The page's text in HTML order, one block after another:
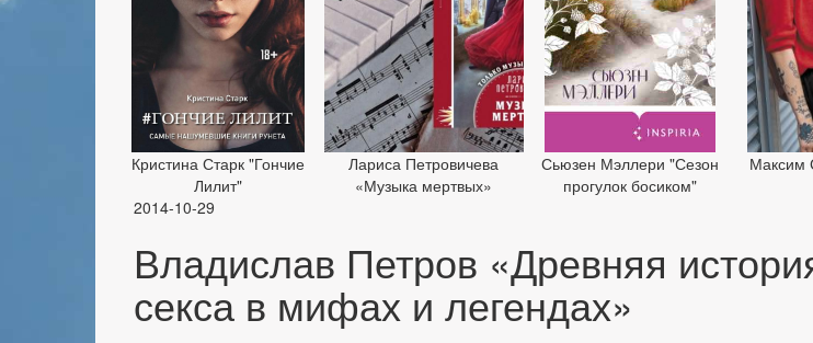
Кристина Старк "Гончие
Лилит"
Лариса Петровичева
«Музыка мертвых»
Сьюзен Мэллери "Сезон
прогулок босиком"
Максим
2014-10-29
Владислав Петров «Древняя
секса в мифах и легендах»